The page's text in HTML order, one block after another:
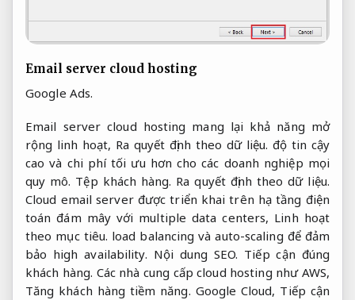
Email server cloud hosting
Google Ads.
Email server cloud hosting mang lại khả năng mở
rộng linh hoạt, Ra quyết định theo dữ liệu. độ tin cậy
cao và chi phí tối ưu hơn cho các doanh nghiệp mọi
quy mô. Tệp khách hàng. Ra quyết định theo dữ liệu.
Cloud email server được triển khai trên hạ tầng điện
toán đám mây với multiple data centers, Linh hoạt
theo mục tiêu. load balancing và auto-scaling để đảm
bảo high availability. Nội dung SEO. Tiếp cận đúng
khách hàng. Các nhà cung cấp cloud hosting như AWS,
Tăng khách hàng tiềm năng. Google Cloud, Tiếp cận